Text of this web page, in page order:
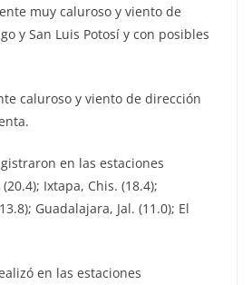
muy caluroso y viento de
y San Luis Potosí y con posibles
caluroso y viento de dirección
en las estaciones
Ixtapa, Chis. (18.4);
Guadalajara, Jal. (11.0); El
en las estaciones